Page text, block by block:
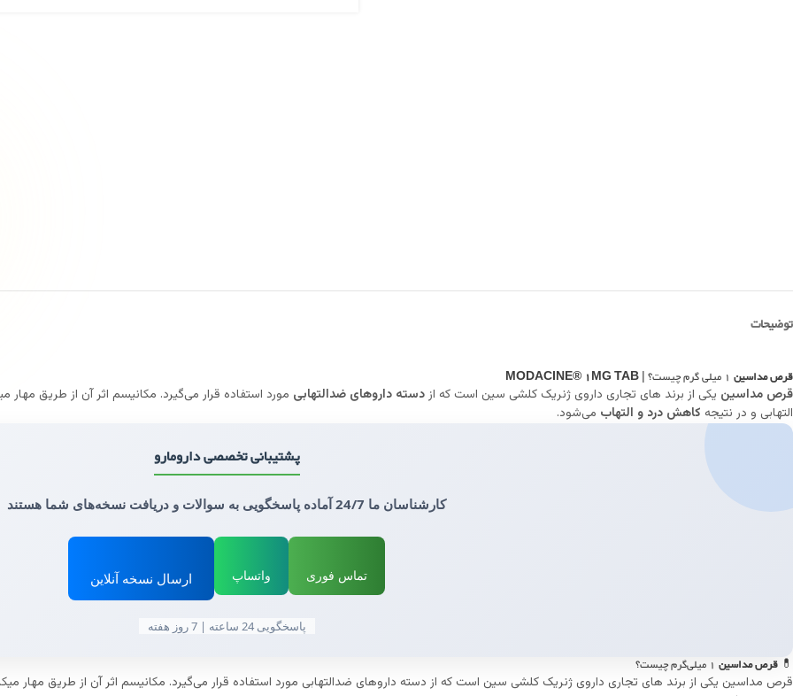
توضیحات
قرص مداسین
MODACINE® 1MG TAB
قرص مداسین یکی از برند های تجاری داروی ژنریک کلشی سین است که ازدسته داروهای ضدالتهابی مورد استفاده قرار می‌گیرد. مکانیسم اثر آن از طریق
التهابی و در نتیجه کاهش درد و التهاب می‌شود.
پشتیبانی تخصصی دارومارو
کارشناسان ما 24/7 آماده پاسخگویی به سوالات و دریافت نسخه‌های شما هستند
تماس فوری واتساپ ارسال نسخه آنلاین
پاسخگویی 24 ساعته | 7 روز هفته
💊 قرص مداسین 1 میلی‌گرم چیست؟
قرص مداسین یکی از برند های تجاری داروی ژنریک کلشی سین است که از دسته داروهای ضدالتهابی مورد استفاده قرار می‌گیرد. مکانیسم اثر آن از طریق